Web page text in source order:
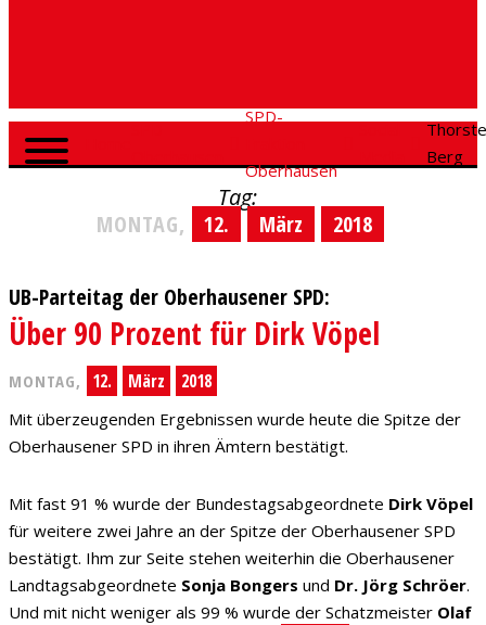
SPD-
Oberhausen
Berg
Tag:
MONTAG,
12. März 2018
UB-Parteitag der Oberhausener SPD:
Über 90 Prozent für Dirk Vöpel
MONTAG, 12. März 2018
Mit überzeugenden Ergebnissen wurde heute die Spitze der
Oberhausener SPD in ihren Ämtern bestätigt.
Mit fast 91 % wurde der Bundestagsabgeordnete Dirk Vöpel
für weitere zwei Jahre an der Spitze der Oberhausener SPD
bestätigt. Ihm zur Seite stehen weiterhin die Oberhausener
Landtagsabgeordnete Sonja Bongers und Dr. Jörg Schröer.
Und mit nicht weniger als 99 % wurde der Schatzmeister Olaf